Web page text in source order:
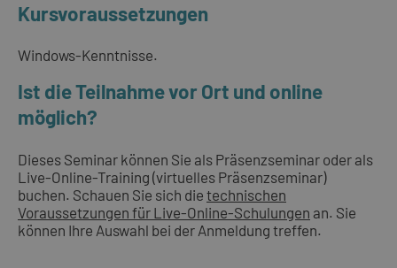
Kursvoraussetzungen
Windows-Kenntnisse.
Ist die Teilnahme vor Ort und online
möglich?
Dieses Seminar können Sie als Präsenzseminar oder als
Live-Online-Training (virtuelles Präsenzseminar)
buchen. Schauen Sie sich die technischen
Voraussetzungen für Live-Online-Schulungen an. Sie
können Ihre Auswahl bei der Anmeldung treffen.